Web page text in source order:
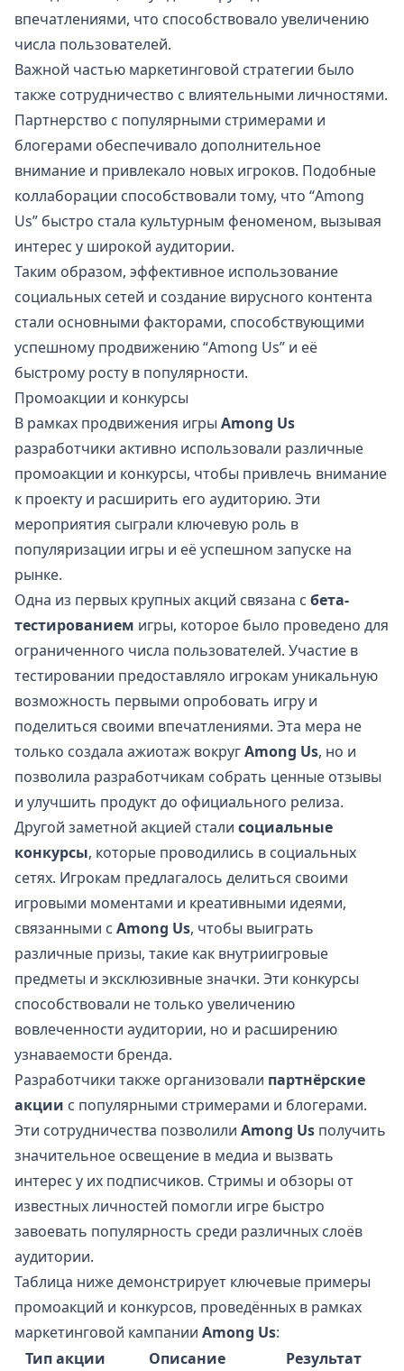
впечатлениями, что способствовало увеличению
числа пользователей.
Важной частью маркетинговой стратегии было
также сотрудничество с влиятельными личностями.
Партнерство с популярными стримерами и
блогерами обеспечивало дополнительное
внимание и привлекало новых игроков. Подобные
коллаборации способствовали тому, что “Among
Us” быстро стала культурным феноменом, вызывая
интерес у широкой аудитории.
Таким образом, эффективное использование
социальных сетей и создание вирусного контента
стали основными факторами, способствующими
успешному продвижению “Among Us” и её
быстрому росту в популярности.
Промоакции и конкурсы
В рамках продвижения игры Among Us
разработчики активно использовали различные
промоакции и конкурсы, чтобы привлечь внимание
к проекту и расширить его аудиторию. Эти
мероприятия сыграли ключевую роль в
популяризации игры и её успешном запуске на
рынке.
Одна из первых крупных акций связана с бета-
тестированием игры, которое было проведено для
ограниченного числа пользователей. Участие в
тестировании предоставляло игрокам уникальную
возможность первыми опробовать игру и
поделиться своими впечатлениями. Эта мера не
только создала ажиотаж вокругAmong Us, но и
позволила разработчикам собрать ценные отзывы
и улучшить продукт до официального релиза.
Другой заметной акцией стали социальные
конкурсы, которые проводились в социальных
сетях. Игрокам предлагалось делиться своими
игровыми моментами и креативными идеями,
связанными с Among Us, чтобы выиграть
различные призы, такие как внутриигровые
предметы и эксклюзивные значки. Эти конкурсы
способствовали не только увеличению
вовлеченности аудитории, но и расширению
узнаваемости бренда.
Разработчики также организовали партнёрские
акции с популярными стримерами и блогерами.
Эти сотрудничества позволили Among Us получить
значительное освещение в медиа и вызвать
интерес у их подписчиков. Стримы и обзоры от
известных личностей помогли игре быстро
завоевать популярность среди различных слоёв
аудитории.
Таблица ниже демонстрирует ключевые примеры
промоакций и конкурсов, проведённых в рамках
маркетинговой кампании Among Us:
Тип акции
Описание Результат